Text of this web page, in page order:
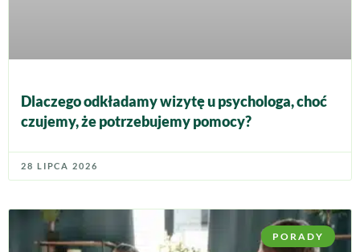
Dlaczego odkładamy wizytę u psychologa, choć
czujemy, że potrzebujemy pomocy?
28 LIPCA 2026
PORADY